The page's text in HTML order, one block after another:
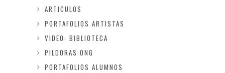
ARTICULOS
PORTAFOLIOS ARTISTAS
VIDEO: BIBLIOTECA
PILDORAS ONG
PORTAFOLIOS ALUMNOS